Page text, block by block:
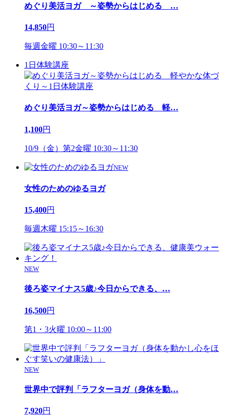
めぐり美活ヨガ ～姿勢からはじめる …
14,850円
毎週金曜 10:30～11:30
1日体験講座
めぐり美活ヨガ～姿勢からはじめる 軽…
1,100円
10/9（金）第2金曜 10:30～11:30
NEW
女性のためのゆるヨガ
15,400円
毎週木曜 15:15～16:30
NEW
後ろ姿マイナス5歳♪今日からできる、 …
16,500円
第1・3火曜 10:00～11:00
NEW
世界中で評判「ラフターヨガ（身体を動…
7,920円